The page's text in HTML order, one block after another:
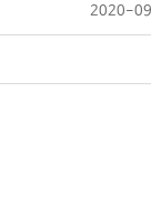
2020-